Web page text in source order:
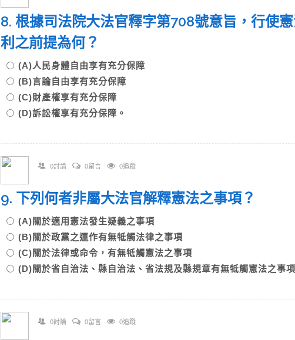
8. 根據司法院大法官釋字第708號意旨，行使
利之前提為何？
(A)人民身體自由享有充分保障
(B)言論自由享有充分保障
(C)財產權享有充分保障
(D)訴訟權享有充分保障。
0討論 0留言 0追蹤
9. 下列何者非屬大法官解釋憲法之事項？
(A)關於適用憲法發生疑義之事項
(B)關於政黨之運作有無牴觸法律之事項
(C)關於法律或命令，有無牴觸憲法之事項
(D)關於省自治法、縣自治法、省法規及縣規章有無牴觸憲法之事
0討論 0留言 0追蹤